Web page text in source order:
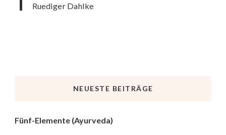
Ruediger Dahlke
NEUESTE BEITRÄGE
Fünf-Elemente (Ayurveda)